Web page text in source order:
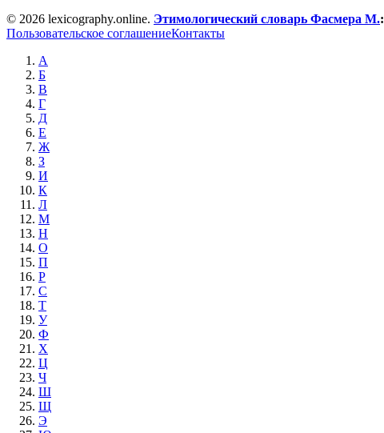
© 2026 lexicography.online. Этимологический словарь Фасмера М.:
Пользовательское соглашениеКонтакты
А
Б
В
Г
Д
Е
Ж
З
И
К
Л
М
Н
О
П
Р
С
Т
У
Ф
Х
Ц
Ч
Ш
Щ
Э